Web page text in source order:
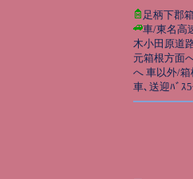
足柄下郡
車/東名高
木小田原道
元箱根方面
へ 車以外/
車､送迎ﾊﾞｽ